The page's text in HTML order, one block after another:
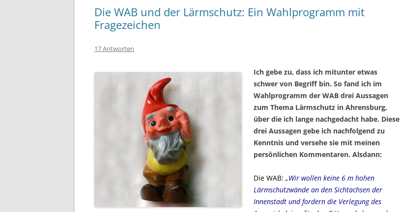
Die WAB und der Lärmschutz: Ein Wahlprogramm mit
Fragezeichen
17 Antworten
Ich gebe zu, dass ich mitunter etwas
schwer von Begriff bin. So fand ich im
Wahlprogramm der WAB drei Aussagen
zum Thema Lärmschutz in Ahrensburg,
über die ich lange nachgedacht habe. Diese
drei Aussagen gebe ich nachfolgend zu
Kenntnis und versehe sie mit meinen
persönlichen Kommentaren. Alsdann:
Die WAB: „Wir wollen keine 6 m hohen
Lärmschutzwände an den Sichtachsen der
Innenstadt und fordern die Verlegung des